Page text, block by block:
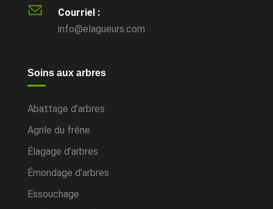
Courriel :
info@elagueurs.com
Soins aux arbres
Abattage d’arbres
Agrile du frêne
Élagage d’arbres
Émondage d’arbres
Essouchage